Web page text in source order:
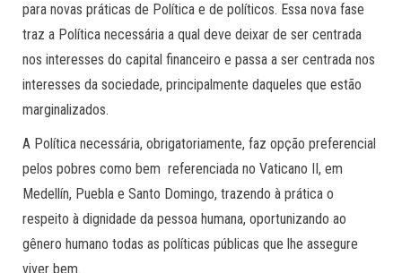
para novas práticas de Política e de políticos. Essa nova fase
traz a Política necessária a qual deve deixar de ser centrada
nos interesses do capital financeiro e passa a ser centrada nos
interesses da sociedade, principalmente daqueles que estão
marginalizados.
A Política necessária, obrigatoriamente, faz opção preferencial
pelos pobres como bem referenciada no Vaticano II, em
Medellín, Puebla e Santo Domingo, trazendo à prática o
respeito à dignidade da pessoa humana, oportunizando ao
gênero humano todas as políticas públicas que lhe assegure
viver bem.